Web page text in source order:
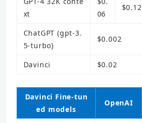
xt
06
$0.12
ChatGPT (gpt-3.
5-turbo)
$0.002
Davinci $0.02
Davinci Fine-tun
ed models
OpenAI